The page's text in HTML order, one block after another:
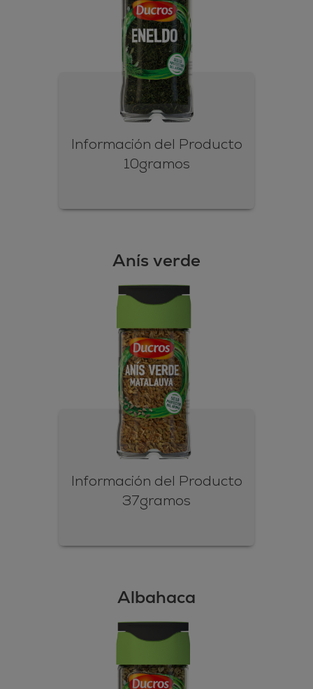
Información del Producto
10gramos
Anís verde
Información del Producto
37gramos
Albahaca